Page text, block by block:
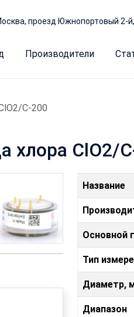
проезд Южнопортовый 2-
Производители
C-200
хлора ClO2/
Название
Основной
Тип
Диаметр,
Диапазон